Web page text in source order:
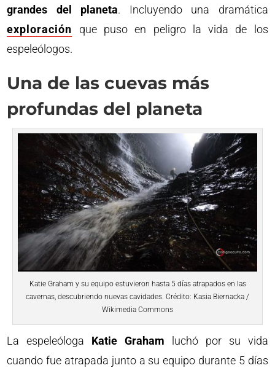
grandes del planeta. Incluyendo una dramática
exploración que puso en peligro la vida de los
espeleólogos.
Una de las cuevas más
profundas del planeta
Katie Graham y su equipo estuvieron hasta 5 días atrapados en las
cavernas, descubriendo nuevas cavidades. Crédito: Kasia Biernacka /
Wikimedia Commons
La espeleóloga Katie Graham luchó por su vida
cuando fue atrapada junto a su equipo durante 5 días